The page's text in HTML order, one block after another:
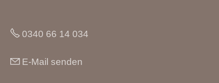
0340 66 14 034
E-Mail senden